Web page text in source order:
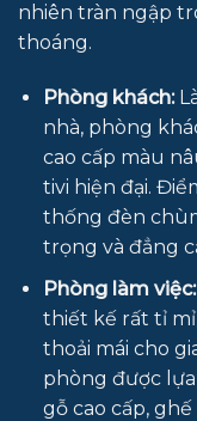
nhiên tràn ngập
thoáng.
Phòng khách:
nhà, phòng
cao cấp màu
tivi hiện đại.
thống đèn
trọng và đẳng
Phòng làm việc:
thiết kế rất tỉ
thoải mái cho
phòng được
gỗ cao cấp,